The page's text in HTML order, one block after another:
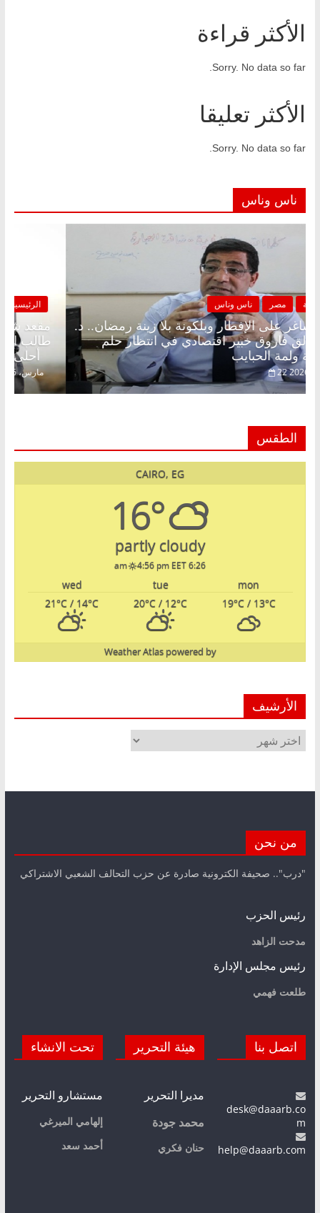
الأكثر قراءة
Sorry. No data so far.
الأكثر تعليقا
Sorry. No data so far.
ناس وناس
الرئيسية مصر ناس وناس
مقعد شاغر على الإفطار وبلكونة بلا زينة رمضان.. د.
عبدالخالق فاروق خبير اقتصادي في انتظار حلم
الحرية ولمة الحبايب
22 فبراير، 2026
الطقس
CAIRO, EG
16°
partly cloudy
6:26 am
4:56 pm EET
mon
tue
wed
19°C/ 13°C
20°C / 12°C
21°C / 14°C
powered by
Weather Atlas
الأرشيف
الأرشيف
من نحن
"درب".. صحيفة الكترونية صادرة عن حزب التحالف الشعبي الاشتراكي
رئيس الحزب
مدحت الزاهد
رئيس مجلس الإدارة
طلعت فهمي
اتصل بنا
desk@daaarb.co
m
help@daaarb.com
هيئة التحرير
مديرا التحرير
محمد جودة
حنان فكري
تحت الانشاء
مستشارو التحرير
إلهامي الميرغي
أحمد سعد